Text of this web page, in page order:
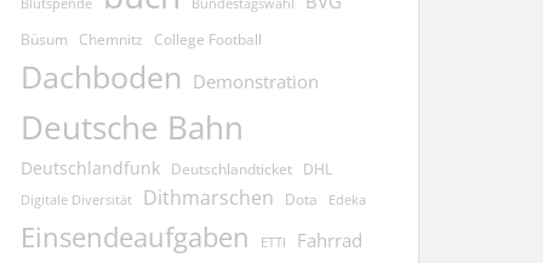
Bundestagswahl
Büsum Chemnitz College Football
Dachboden Demonstration
Deutsche Bahn
Deutschlandfunk Deutschlandticket DHL
Digitale Diversität Dithmarschen Dota Edeka
Einsendeaufgaben ETTI Fahrrad